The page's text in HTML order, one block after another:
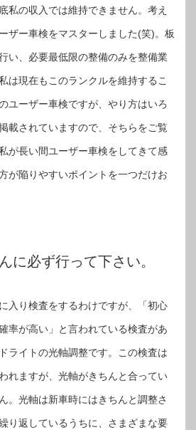
私の収入では維持できません。考え
ザー車検をマスターしました(笑)。板
い、必要最低限の整備のみを整備業
は現在もこのランクルを維持するこ
ユーザー車検ですが、やり方はいろ
載されていますので、そちらをご覧
が長い間ユーザー車検をしてきて感
が陥りやすいポイントを一つだけお
に必ず行って下さい。
入り検査をするわけですが、「初心
率が高い」と言われている検査があ
ライトの光軸調整です。この検査は
れますが、光軸がきちんと合ってい
。光軸は新車時にはきちんと調整さ
り返しているうちに、さまざまな要